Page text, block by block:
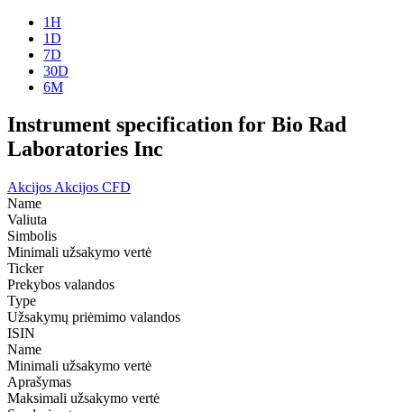
1H
1D
7D
30D
6M
Instrument specification for Bio Rad
Laboratories Inc
Akcijos Akcijos CFD
Name
Valiuta
Simbolis
Minimali užsakymo vertė
Ticker
Prekybos valandos
Type
Užsakymų priėmimo valandos
ISIN
Name
Minimali užsakymo vertė
Aprašymas
Maksimali užsakymo vertė